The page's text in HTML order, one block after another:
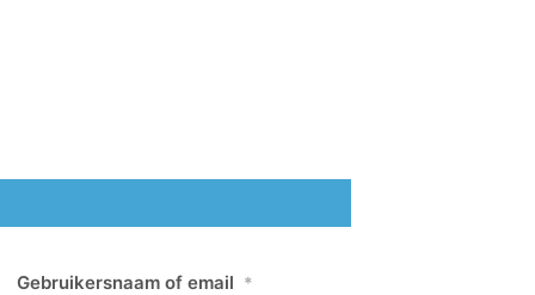
Gebruikersnaam of email *